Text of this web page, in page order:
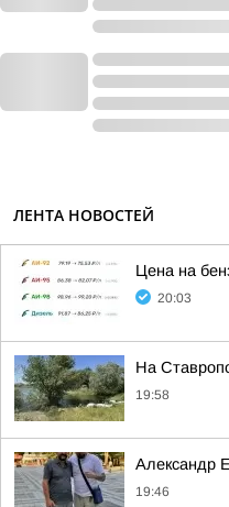
ЛЕНТА НОВОСТЕЙ
Цена на
20:03
На
19:58
Александр
19:46